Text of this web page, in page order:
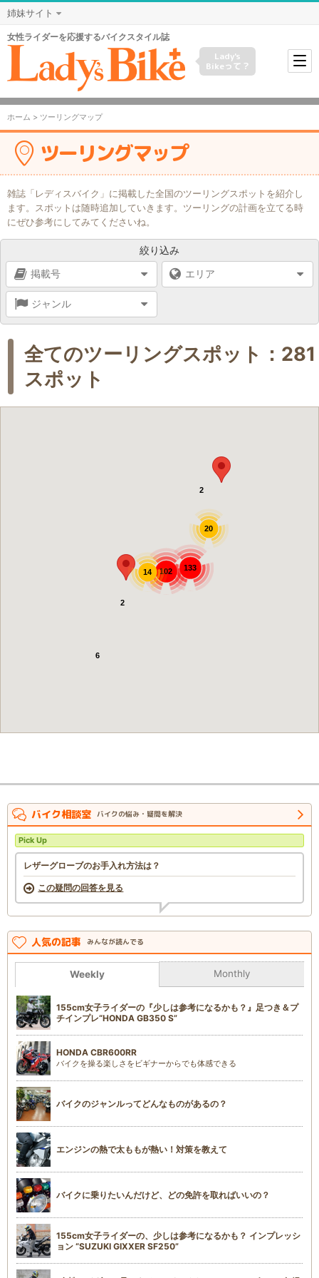
姉妹サイト
女性ライダーを応援するバイクスタイル誌
Lady's
Bikeって？
ホーム > ツーリングマップ
ツーリングマップ
雑誌「レディスバイク」に掲載した全国のツーリングスポットを紹介し
ます。スポットは随時追加していきます。ツーリングの計画を立てる時
にぜひ参考にしてみてくださいね。
絞り込み
掲載号 エリア
ジャンル
全てのツーリングスポット：281
スポット
133
6
102
14
20
2
2
バイク相談室 バイクの悩み・疑問を解決
Pick Up
レザーグローブのお手入れ方法は？
この疑問の回答を見る
人気の記事 みんなが読んでる
Weekly Monthly
155cm女子ライダーの『少しは参考になるかも？』足つき＆プ
チインプレ“HONDA GB350 S”
HONDA CBR600RR
バイクを操る楽しさをビギナーからでも体感できる
バイクのジャンルってどんなものがあるの？
エンジンの熱で太ももが熱い！対策を教えて
バイクに乗りたいんだけど、どの免許を取ればいいの？
155cm女子ライダーの、少しは参考になるかも？ インプレッシ
ョン “SUZUKI GIXXER SF250”